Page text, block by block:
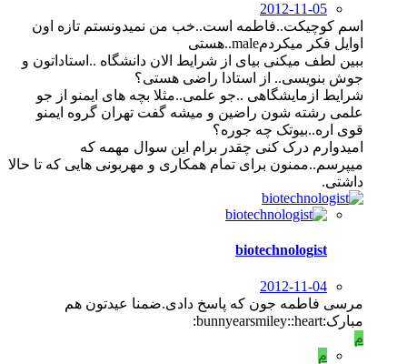
2012-11-05
اسم کوچیکت..فاطمه است..خب من نمیدونستم تازه اون
اوایل فکر میکردمmale..هستی
ببین لطف میکنی بیای از شرایط الان دانشگاه ..استاداتون و
جوش بنویسی.. از استادا راضی هستی؟
شرایط ازمایشگاهی ..جو علمی..مثلا بچه های ایمنو از جو
علمی رشته شون راضین و میشه گفت تهران گروه ایمنو
قوی اره..بیوتک چه جوره؟
امیدوارم درک کنی چقدر برام این سوال مهمه که
میپرسم..ممنون برای تمام همکاری و مهربونی هایی که تا حالا
داشتی.
biotechnologist
2012-11-04
مرسی فاطمه جون که پاسخ دادی.ضمنا عیدتون هم
مبارک:bunnyearsmiley::heart:
م
م